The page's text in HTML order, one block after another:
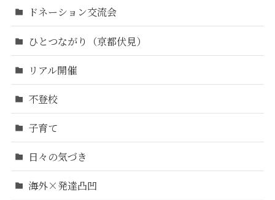
ドネーション交流会
ひとつながり（京都伏見）
リアル開催
不登校
子育て
日々の気づき
海外×発達凸凹